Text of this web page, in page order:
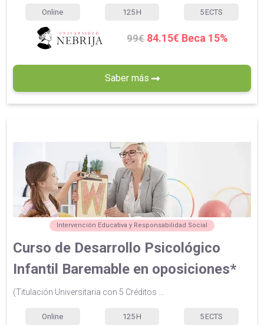
Online 125 H 5 ECTS
99€ 84.15€ Beca 15%
Saber más
Intervención Educativa y Responsabilidad Social
Curso de Desarrollo Psicológico
Infantil Baremable en oposiciones*
(Titulación Universitaria con 5 Créditos ...
Online 125 H 5 ECTS